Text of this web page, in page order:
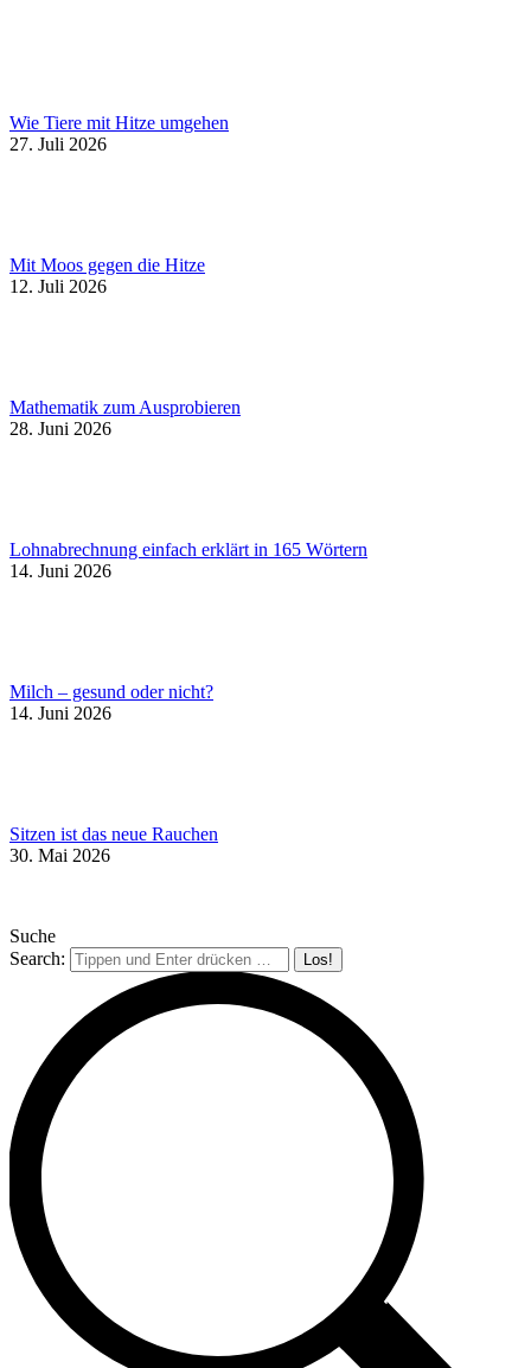
Wie Tiere mit Hitze umgehen
27. Juli 2026
Mit Moos gegen die Hitze
12. Juli 2026
Mathematik zum Ausprobieren
28. Juni 2026
Lohnabrechnung einfach erklärt in 165 Wörtern
14. Juni 2026
Milch – gesund oder nicht?
14. Juni 2026
Sitzen ist das neue Rauchen
30. Mai 2026
Suche
Search: